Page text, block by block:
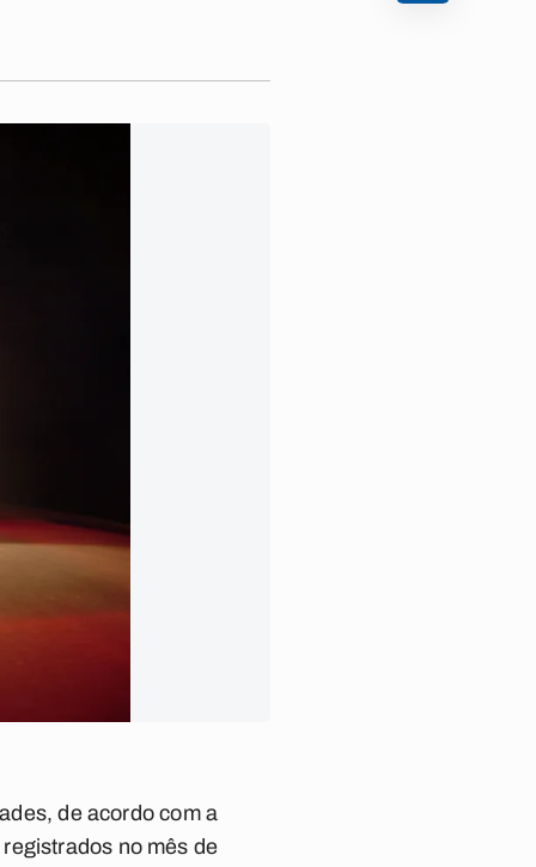
de acordo com a
no mês de